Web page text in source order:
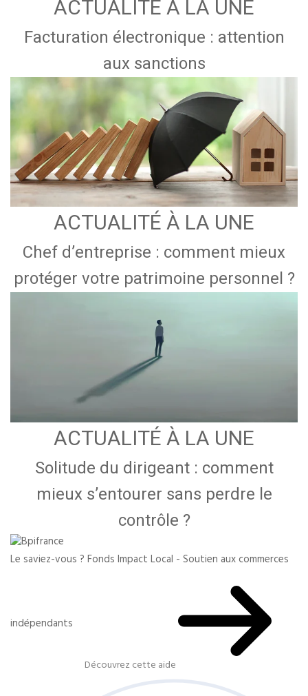
ACTUALITÉ À LA UNE
Facturation électronique : attention
aux sanctions
ACTUALITÉ À LA UNE
Chef d’entreprise : comment mieux
protéger votre patrimoine personnel ?
ACTUALITÉ À LA UNE
Solitude du dirigeant : comment
mieux s’entourer sans perdre le
contrôle ?
Le saviez-vous ?Fonds Impact Local - Soutien aux commerces
indépendants
Découvrez cette aide